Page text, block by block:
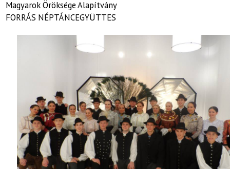
Magyarok Öröksége Alapítvány
FORRÁS NÉPTÁNCEGYÜTTES